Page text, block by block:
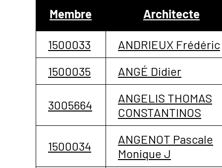
Membre Architecte
1500033
ANDRIEUX Frédéric
1500035
ANGÉ Didier
3005664
ANGELIS THOMAS
CONSTANTINOS
1500034
ANGENOT Pascale
Monique J